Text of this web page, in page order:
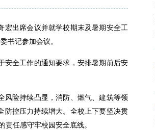
宏出席会议并就学校期末及暑期安全工
书记参加会议。
安全工作的通知要求，安排暑期前后安
风险持续凸显，消防、燃气、建筑等领
防控压力持续增大。全校上下要坚决贯
任感守牢校园安全底线。